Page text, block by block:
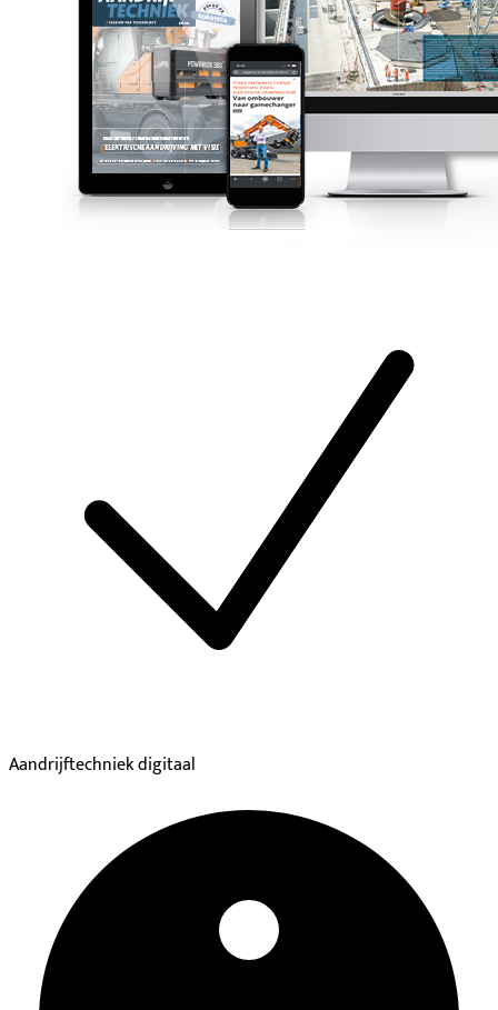
Aandrijftechniek digitaal